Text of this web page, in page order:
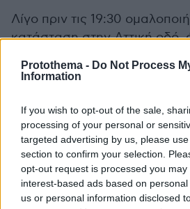
Protothema - Do Not Process
Information
If you wish to opt-out of the sale,
processing of your personal or
targeted advertising by us, please
section to confirm your selection.
opt-out request is processed you may
interest-based ads based on
us or personal information disclosed
Λίγο πριν τις 19:30
κατάσταση στην Αττική οδό,
είχαν καταγραφεί μεγάλες
ειδικά στο ρεύμα προς
Ομαλή κυκλοφορίαhttps://
— Attiki Odos Traffic